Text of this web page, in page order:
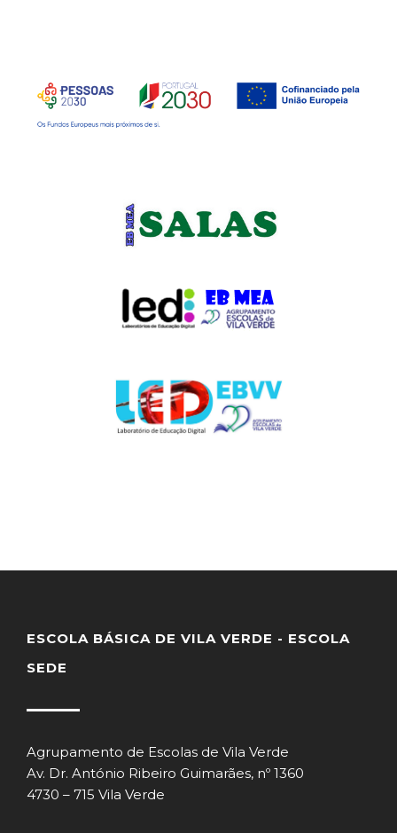
ESCOLA BÁSICA DE VILA VERDE - ESCOLA
SEDE
Agrupamento de Escolas de Vila Verde
Av. Dr. António Ribeiro Guimarães, nº 1360
4730 – 715 Vila Verde